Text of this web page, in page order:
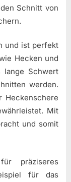
Schnitt von
und ist perfekt
Hecken und
lange Schwert
werden.
Heckenschere
Mit
und somit
präziseres
für das